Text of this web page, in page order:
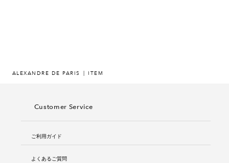
ALEXANDRE DE PARIS ITEM
Customer Service
ご利用ガイド
よくあるご質問